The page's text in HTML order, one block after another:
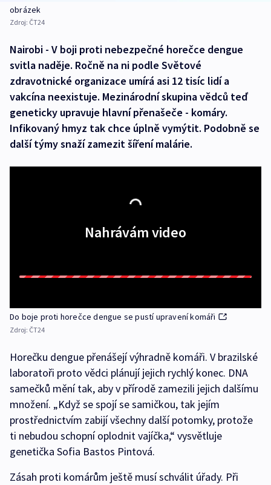
obrázek
Zdroj: ČT24
Nairobi - V boji proti nebezpečné horečce dengue
svitla naděje. Ročně na ni podle Světové
zdravotnické organizace umírá asi 12 tisíc lidí a
vakcína neexistuje. Mezinárodní skupina vědců teď
geneticky upravuje hlavní přenašeče - komáry.
Infikovaný hmyz tak chce úplně vymýtit. Podobně se
další týmy snaží zamezit šíření malárie.
Nahrávám video
Do boje proti horečce dengue se pustí upravení komáři
Zdroj: ČT24
Horečku dengue přenášejí výhradně komáři. V brazilské
laboratoři proto vědci plánují jejich rychlý konec. DNA
samečků mění tak, aby v přírodě zamezili jejich dalšímu
množení. „Když se spojí se samičkou, tak jejím
prostřednictvím zabijí všechny další potomky, protože
ti nebudou schopní oplodnit vajíčka,“ vysvětluje
genetička Sofia Bastos Pintová.
Zásah proti komárům ještě musí schválit úřady. Při